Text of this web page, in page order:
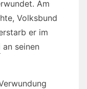
Am
Volksbund
er im
an seinen